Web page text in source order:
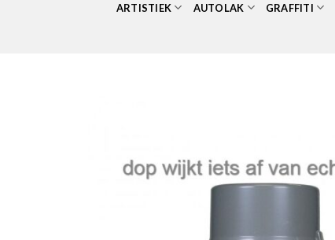
ARTISTIEK AUTOLAK GRAFFITI